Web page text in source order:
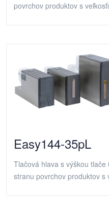
povrchov produktov s
Easy144-35pL
Tlačová hlava s výškou
stranu povrchov produktov s